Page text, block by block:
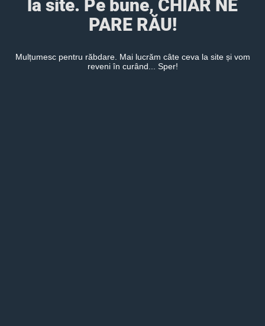
la site. Pe bune, CHIAR NE
PARE RĂU!
Mulțumesc pentru răbdare. Mai lucrăm câte ceva la site și vom
reveni în curând... Sper!